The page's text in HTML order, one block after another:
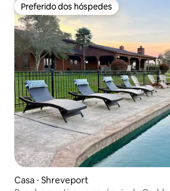
Preferido dos hóspedes
Preferido dos hóspedes
Casa ⋅ Shreveport